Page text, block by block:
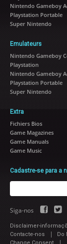
Nintendo Gameboy
Playstation Portable
Super Nintendo
Emulateurs
Nintendo Gameboy
Playstation
Nintendo Gameboy
Playstation Portable
Super Nintendo
Extra
Fichiers Bios
Game Magazines
Game Manuals
Game Music
Cadastre-se para a
Siga-nos
Disclaimer-
Contacte-nos | Do
|